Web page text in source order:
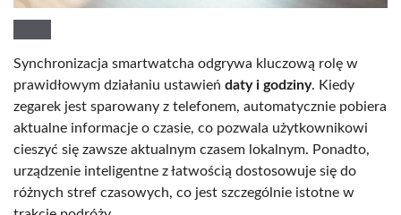
Synchronizacja smartwatcha odgrywa kluczową rolę w
prawidłowym działaniu ustawień daty i godziny. Kiedy
zegarek jest sparowany z telefonem, automatycznie pobiera
aktualne informacje o czasie, co pozwala użytkownikowi
cieszyć się zawsze aktualnym czasem lokalnym. Ponadto,
urządzenie inteligentne z łatwością dostosowuje się do
różnych stref czasowych, co jest szczególnie istotne w